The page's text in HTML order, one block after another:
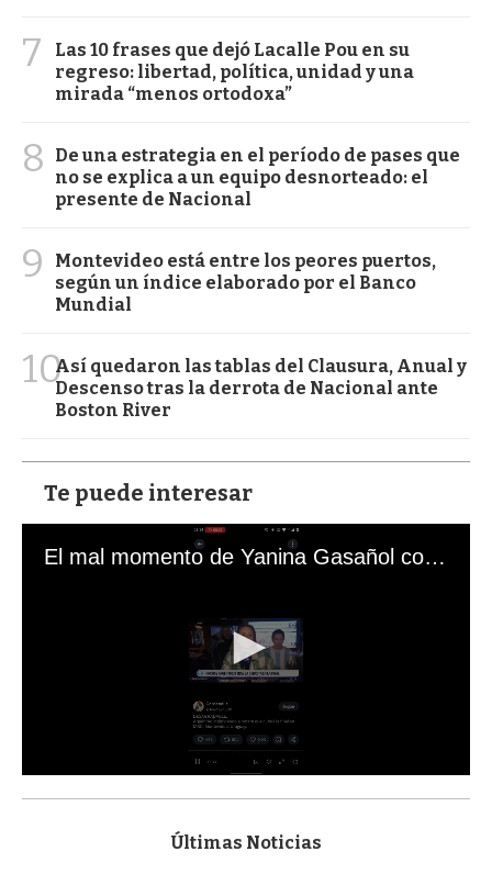
7
Las 10 frases que dejó Lacalle Pou en su
regreso: libertad, política, unidad y una
mirada “menos ortodoxa”
8
De una estrategia en el período de pases que
no se explica a un equipo desnorteado: el
presente de Nacional
9
Montevideo está entre los peores puertos,
según un índice elaborado por el Banco
Mundial
10Así quedaron las tablas del Clausura, Anual y
Descenso tras la derrota de Nacional ante
Boston River
Te puede interesar
El mal momento de Yanina Gasañol con un hincha argentino en "Subrayado"
s
Últimas Noticias